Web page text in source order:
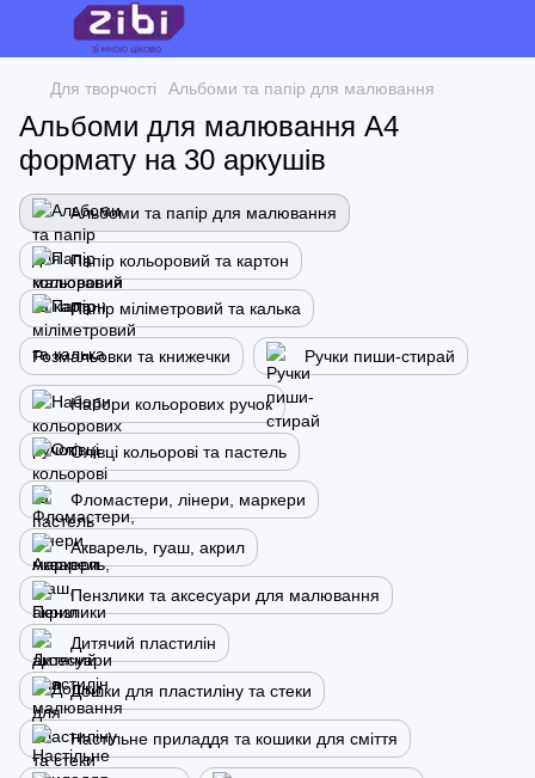
Для творчості Альбоми та папір для малювання
Альбоми для малювання А4
формату на 30 аркушів
Альбоми та папір для малювання
Папір кольоровий та картон
Папір міліметровий та калька
Розмальовки та книжечки Ручки пиши-стирай
Набори кольорових ручок
Олівці кольорові та пастель
Фломастери, лінери, маркери
Акварель, гуаш, акрил
Пензлики та аксесуари для малювання
Дитячий пластилін
Дошки для пластиліну та стеки
Настільне приладдя та кошики для сміття